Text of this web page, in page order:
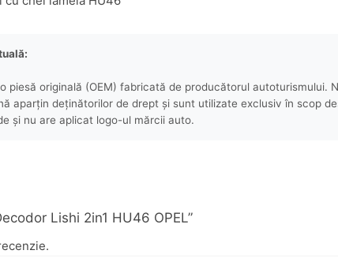
piesă originală (OEM) fabricată de producătorul autoturismului.
aparțin deținătorilor de drept și sunt utilizate exclusiv în scop
și nu are aplicat logo-ul mărcii auto.
Lishi 2in1 HU46 OPEL”